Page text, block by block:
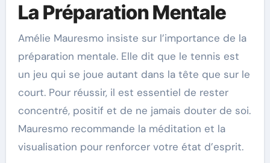
La Préparation Mentale
Amélie Mauresmo insiste sur l’importance de la
préparation mentale. Elle dit que le tennis est
un jeu qui se joue autant dans la tête que sur le
court. Pour réussir, il est essentiel de rester
concentré, positif et de ne jamais douter de soi.
Mauresmo recommande la méditation et la
visualisation pour renforcer votre état d’esprit.